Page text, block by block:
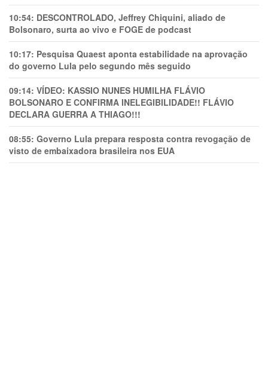
10:54: DESCONTROLADO, Jeffrey Chiquini, aliado de
Bolsonaro, surta ao vivo e FOGE de podcast
10:17: Pesquisa Quaest aponta estabilidade na aprovação
do governo Lula pelo segundo mês seguido
09:14: VÍDEO: KASSIO NUNES HUMlLHA FLÁVIO
BOLSONARO E CONFIRMA INELEGIBILIDADE!! FLÁVIO
DECLARA GUERRA A THIAGO!!!
08:55: Governo Lula prepara resposta contra revogação de
visto de embaixadora brasileira nos EUA